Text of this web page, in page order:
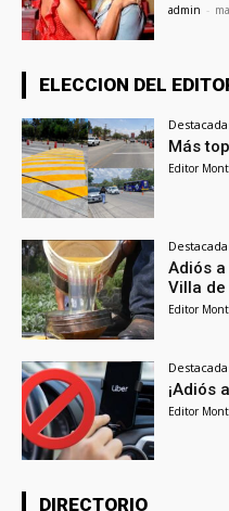
admin -
ELECCION DEL
Más
Editor
Adiós
Villa de
Editor
¡Adiós
Editor
DIRECTORIO